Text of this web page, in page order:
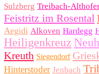
Sulzberg Treibach-
Feistritz im Rosental
Aegidi Alkoven Hardegg
Heiligenkreuz
Kreuth Siegendorf
Hinterstoder Jenbach